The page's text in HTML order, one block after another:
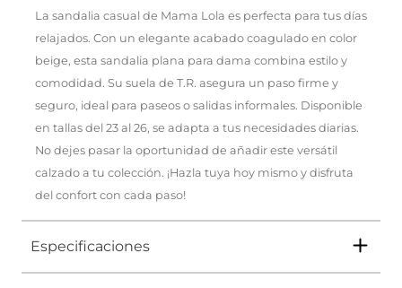
La sandalia casual de Mama Lola es perfecta para tus días
relajados. Con un elegante acabado coagulado en color
beige, esta sandalia plana para dama combina estilo y
comodidad. Su suela de T.R. asegura un paso firme y
seguro, ideal para paseos o salidas informales. Disponible
en tallas del 23 al 26, se adapta a tus necesidades diarias.
No dejes pasar la oportunidad de añadir este versátil
calzado a tu colección. ¡Hazla tuya hoy mismo y disfruta
del confort con cada paso!
Especificaciones